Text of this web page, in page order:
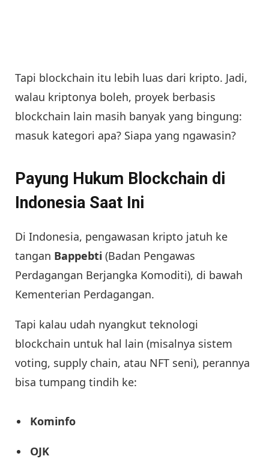
Tapi blockchain itu lebih luas dari kripto. Jadi,
walau kriptonya boleh, proyek berbasis
blockchain lain masih banyak yang bingung:
masuk kategori apa? Siapa yang ngawasin?
Payung Hukum Blockchain di
Indonesia Saat Ini
Di Indonesia, pengawasan kripto jatuh ke
tangan Bappebti (Badan Pengawas
Perdagangan Berjangka Komoditi), di bawah
Kementerian Perdagangan.
Tapi kalau udah nyangkut teknologi
blockchain untuk hal lain (misalnya sistem
voting, supply chain, atau NFT seni), perannya
bisa tumpang tindih ke:
Kominfo
OJK